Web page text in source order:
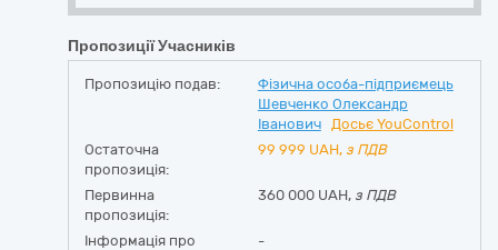
Пропозиції Учасників
Пропозицію подав:
Фізична особа-підприємець
Шевченко Олександр
Іванович
Досьє YouControl
Остаточна
пропозиція:
99 999 UAH, з ПДВ
Первинна
пропозиція:
360 000 UAH, з ПДВ
Інформація про
-